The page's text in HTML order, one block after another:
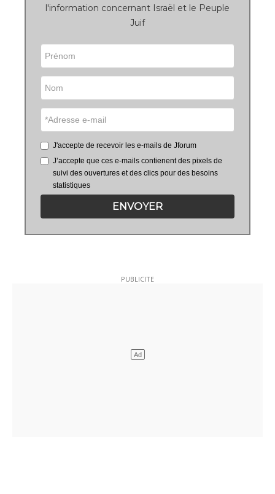
l'information concernant Israël et le Peuple
Juif
J'accepte de recevoir les e-mails de Jforum
J’accepte que ces e-mails contienent des pixels de
suivi des ouvertures et des clics pour des besoins
statistiques
ENVOYER